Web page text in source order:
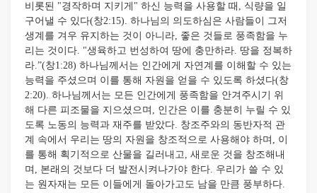
비롯된 "경작하며 지키게" 하신 능력을 사용할 때, 식량을 일
구어낼 수 있다(창2:15). 하나님의 의도하심은 사람들이 그저
생계를 겨우 유지하는 것이 아니라, 좋은 것들로 풍족함을 누
리는 것이다. "생육하고 번성하여 땅에 충만하라. 땅을 정복하
라.”(창1:28) 하나님께서는 인간에게 자연계를 이해할 수 있는
능력을 주셨으며 이를 통해 자원을 얻을 수 있도록 하셨다(창
2:20). 하나님께서는 모든 인간에게 풍족함을 안겨주시기 위
해 다른 피조물을 지으셨으며, 인간은 이를 충분히 누릴 수 있
도록 노동의 능력과 재주를 받았다. 창조주와의 동반자적 관
계 속에서 우리는 땅의 자원을 창조적으로 사용해야 하며, 이
를 통해 획기적으로 산물을 길러내고, 새로운 것을 창조해내
며, 본래의 것보다 더 발전시켜나가야 한다. 우리가 쓸 수 있
는 원자재는 모든 이들에게 돌아가고도 남을 만큼 풍부하다.